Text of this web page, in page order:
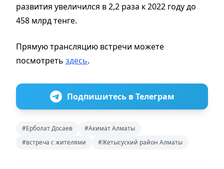
развития увеличился в 2,2 раза к 2022 году до
458 млрд тенге.
Прямую трансляцию встречи можете
посмотреть здесь.
Подпишитесь в Телеграм
#Ерболат Досаев
#Акимат Алматы
#встреча с жителями
#Жетысуский район Алматы